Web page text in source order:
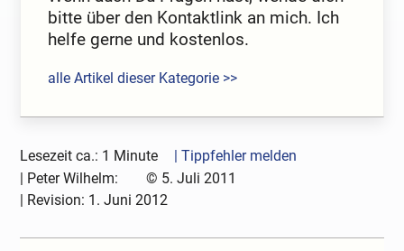
bitte über den Kontaktlink an mich. Ich
helfe gerne und kostenlos.
alle Artikel dieser Kategorie >>
Lesezeit ca.: 1 Minute
| Tippfehler melden
Peter Wilhelm: © 5. Juli 2011
| Revision: 1. Juni 2012